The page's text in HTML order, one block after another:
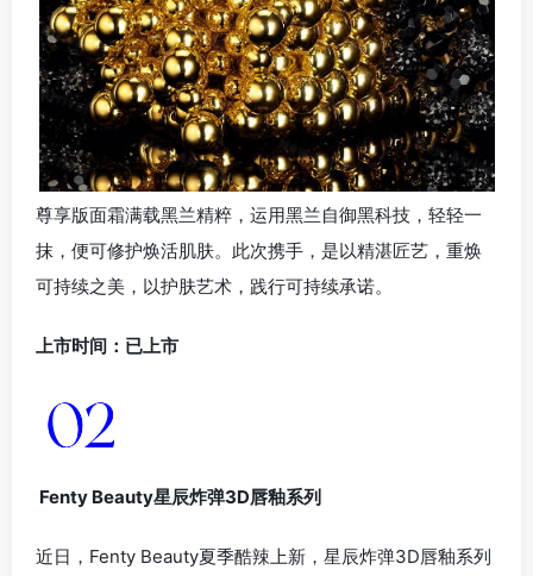
尊享版面霜满载黑兰精粹，运用黑兰自御黑科技，轻轻一
抹，便可修护焕活肌肤。此次携手，是以精湛匠艺，重焕
可持续之美，以护肤艺术，践行可持续承诺。
上市时间：已上市
Fenty Beauty星辰炸弹3D唇釉系列
近日，Fenty Beauty夏季酷辣上新，星辰炸弹3D唇釉系列